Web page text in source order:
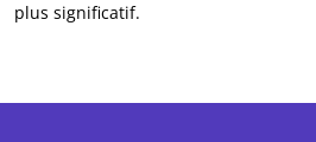
plus significatif.